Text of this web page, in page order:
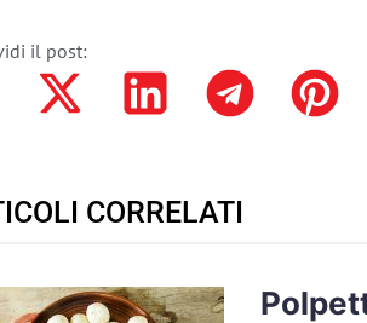
il post:
CORRELATI